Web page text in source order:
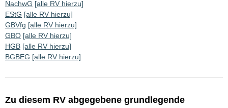
NachwG [alle RV hierzu]
EStG [alle RV hierzu]
GBVfg [alle RV hierzu]
GBO [alle RV hierzu]
HGB [alle RV hierzu]
BGBEG [alle RV hierzu]
Zu diesem RV abgegebene grundlegende